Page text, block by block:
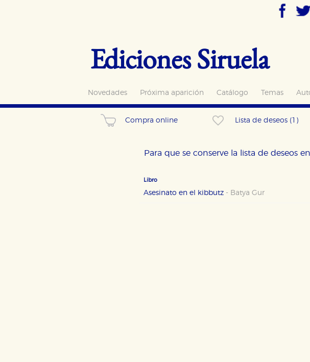
Ediciones Siruela
Novedades Próxima aparición Catálogo Temas
Compra online Lista de deseos (1)
Para que se conserve la lista de deseos
Libro
Asesinato en el kibbutz - Batya Gur